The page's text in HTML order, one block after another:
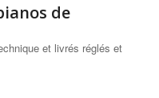
de
et livrés réglés et